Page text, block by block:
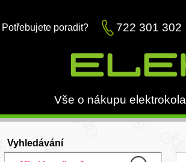
Potřebujete poradit? 722 301 302
Vše o nákupu elektrokola
Vyhledávání